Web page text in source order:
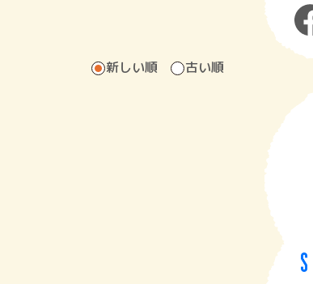
新しい順 古い順